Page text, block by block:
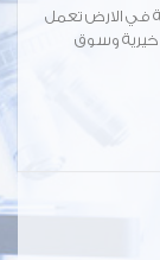
شماعه مساحة 36 متر حصة في الارض تعمل
خيرية وسوق